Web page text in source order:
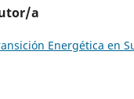
a
Energética en